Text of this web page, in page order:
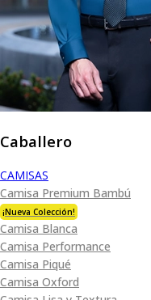
Caballero
CAMISAS
Camisa Premium Bambú
¡Nueva Colección!
Camisa Blanca
Camisa Performance
Camisa Piqué
Camisa Oxford